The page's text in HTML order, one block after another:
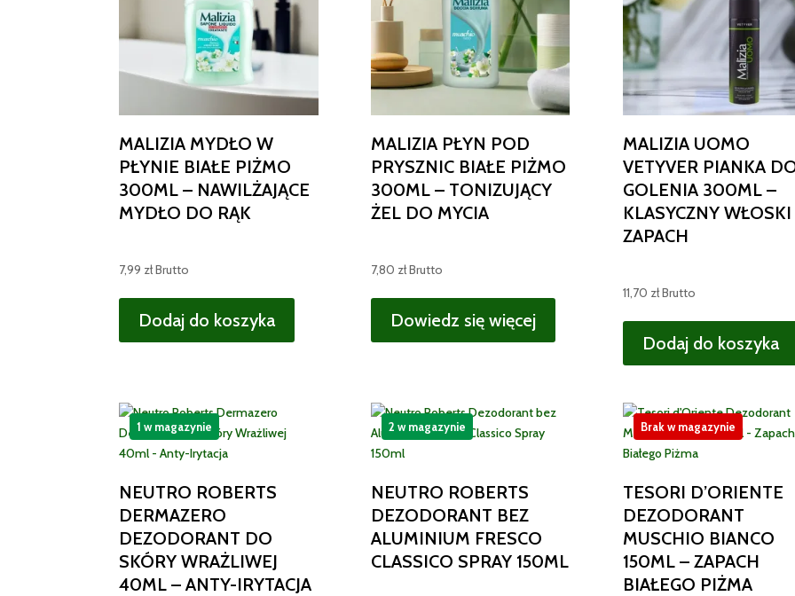
MALIZIA MYDŁO W
PŁYNIE BIAŁE PIŻMO
300ML – NAWILŻAJĄCE
MYDŁO DO RĄK
7,99 złBrutto
Dodaj do koszyka
MALIZIA PŁYN POD
PRYSZNIC BIAŁE PIŻMO
300ML – TONIZUJĄCY
ŻEL DO MYCIA
7,80 złBrutto
Dowiedz się więcej
MALIZIA UOMO
VETYVER PIANKA
GOLENIA 300ML –
KLASYCZNY WŁOSKI
ZAPACH
11,70 złBrutto
Dodaj do koszyka
NEUTRO ROBERTS
DERMAZERO
DEZODORANT DO
SKÓRY WRAŻLIWEJ
40ML – ANTY-IRYTACJA
1 w magazynie
NEUTRO ROBERTS
DEZODORANT BEZ
ALUMINIUM FRESCO
CLASSICO SPRAY 150ML
2 w magazynie
TESORI D’ORIENTE
DEZODORANT
MUSCHIO BIANCO
150ML – ZAPACH
BIAŁEGO PIŻMA
Brak w magazynie